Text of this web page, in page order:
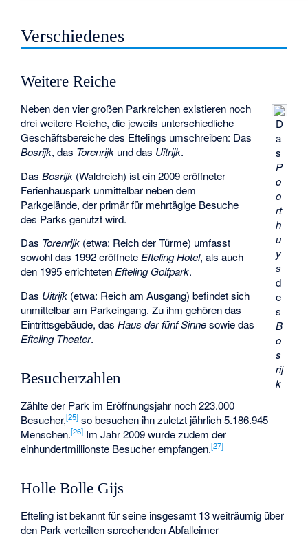
Verschiedenes
Weitere Reiche
D
a
s
P
o
o
rt
h
u
y
s
d
e
s
B
o
s
rij
k
Neben den vier großen Parkreichen existieren noch
drei weitere Reiche, die jeweils unterschiedliche
Geschäftsbereiche des Eftelings umschreiben: Das
Bosrijk, das Torenrijk und das Uitrijk.
DasBosrijk (Waldreich) ist ein 2009 eröffneter
Ferienhauspark unmittelbar neben dem
Parkgelände, der primär für mehrtägige Besuche
des Parks genutzt wird.
Das Torenrijk (etwa: Reich der Türme) umfasst
sowohl das 1992 eröffneteEfteling Hotel, als auch
den 1995 errichtetenEfteling Golfpark.
Das Uitrijk (etwa: Reich am Ausgang) befindet sich
unmittelbar am Parkeingang. Zu ihm gehören das
Eintrittsgebäude, dasHaus der fünf Sinnesowie das
Efteling Theater.
Besucherzahlen
Zählte der Park im Eröffnungsjahr noch 223.000
Besucher,[25] so besuchen ihn zuletzt jährlich 5.186.945
Menschen.[26] Im Jahr 2009 wurde zudem der
einhundertmillionste Besucher empfangen.[27]
Holle Bolle Gijs
Efteling ist bekannt für seine insgesamt 13 weiträumig über
den Park verteilten sprechenden Abfalleimer